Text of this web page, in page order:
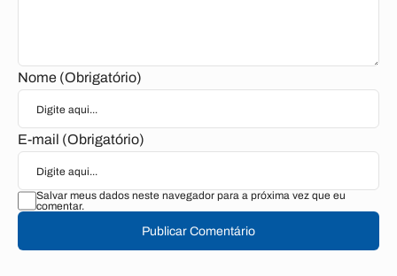
Nome (Obrigatório)
E-mail (Obrigatório)
Salvar meus dados neste navegador para a próxima vez que eu
comentar.
Publicar Comentário